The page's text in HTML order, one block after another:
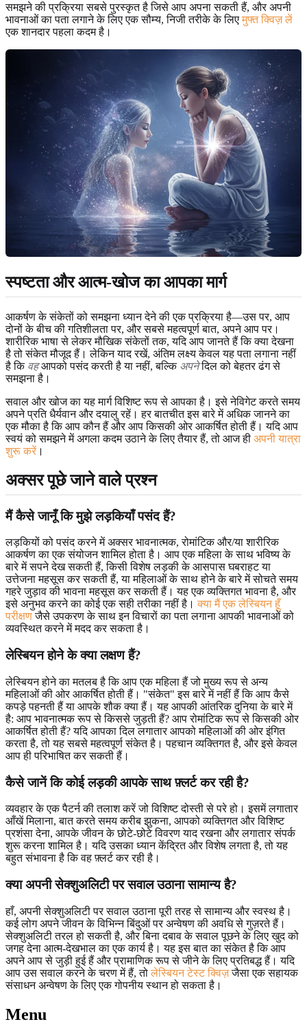
समझने की प्रक्रिया सबसे पुरस्कृत है जिसे आप अपना सकती हैं, और अपनी
भावनाओं का पता लगाने के लिए एक सौम्य, निजी तरीके के लिएमुफ्त क्विज़ लें
एक शानदार पहला कदम है।
स्पष्टता और आत्म-खोज का आपका मार्ग
आकर्षण के संकेतों को समझना ध्यान देने की एक प्रक्रिया है—उस पर, आप
दोनों के बीच की गतिशीलता पर, और सबसे महत्वपूर्ण बात, अपने आप पर।
शारीरिक भाषा से लेकर मौखिक संकेतों तक, यदि आप जानते हैं कि क्या देखना
है तो संकेत मौजूद हैं। लेकिन याद रखें, अंतिम लक्ष्य केवल यह पता लगाना नहीं
है कि वहआपको पसंद करती है या नहीं, बल्कि अपनेदिल को बेहतर ढंग से
समझना है।
सवाल और खोज का यह मार्ग विशिष्ट रूप से आपका है। इसे नेविगेट करते समय
अपने प्रति धैर्यवान और दयालु रहें। हर बातचीत इस बारे में अधिक जानने का
एक मौका है कि आप कौन हैं और आप किसकी ओर आकर्षित होती हैं। यदि आप
स्वयं को समझने में अगला कदम उठाने के लिए तैयार हैं, तो आज ही अपनी यात्रा
शुरू करें ।
अक्सर पूछे जाने वाले प्रश्न
मैं कैसे जानूँ कि मुझे लड़कियाँ पसंद हैं?
लड़कियों को पसंद करने में अक्सर भावनात्मक, रोमांटिक और/या शारीरिक
आकर्षण का एक संयोजन शामिल होता है। आप एक महिला के साथ भविष्य के
बारे में सपने देख सकती हैं, किसी विशेष लड़की के आसपास घबराहट या
उत्तेजना महसूस कर सकती हैं, या महिलाओं के साथ होने के बारे में सोचते समय
गहरे जुड़ाव की भावना महसूस कर सकती हैं। यह एक व्यक्तिगत भावना है, और
इसे अनुभव करने का कोई एक सही तरीका नहीं है।क्या मैं एक लेस्बियन हूँ
परीक्षणजैसे उपकरण के साथ इन विचारों का पता लगाना आपकी भावनाओं को
व्यवस्थित करने में मदद कर सकता है।
लेस्बियन होने के क्या लक्षण हैं?
लेस्बियन होने का मतलब है कि आप एक महिला हैं जो मुख्य रूप से अन्य
महिलाओं की ओर आकर्षित होती हैं। "संकेत" इस बारे में नहीं हैं कि आप कैसे
कपड़े पहनती हैं या आपके शौक क्या हैं। यह आपकी आंतरिक दुनिया के बारे में
है: आप भावनात्मक रूप से किससे जुड़ती हैं? आप रोमांटिक रूप से किसकी ओर
आकर्षित होती हैं? यदि आपका दिल लगातार आपको महिलाओं की ओर इंगित
करता है, तो यह सबसे महत्वपूर्ण संकेत है। पहचान व्यक्तिगत है, और इसे केवल
आप ही परिभाषित कर सकती हैं।
कैसे जानें कि कोई लड़की आपके साथ फ़्लर्ट कर रही है?
व्यवहार के एक पैटर्न की तलाश करें जो विशिष्ट दोस्ती से परे हो। इसमें लगातार
आँखें मिलाना, बात करते समय करीब झुकना, आपको व्यक्तिगत और विशिष्ट
प्रशंसा देना, आपके जीवन के छोटे-छोटे विवरण याद रखना और लगातार संपर्क
शुरू करना शामिल है। यदि उसका ध्यान केंद्रित और विशेष लगता है, तो यह
बहुत संभावना है कि वह फ़्लर्ट कर रही है।
क्या अपनी सेक्शुअलिटी पर सवाल उठाना सामान्य है?
हाँ, अपनी सेक्शुअलिटी पर सवाल उठाना पूरी तरह से सामान्य और स्वस्थ है।
कई लोग अपने जीवन के विभिन्न बिंदुओं पर अन्वेषण की अवधि से गुज़रते हैं।
सेक्शुअलिटी तरल हो सकती है, और बिना दबाव के सवाल पूछने के लिए खुद को
जगह देना आत्म-देखभाल का एक कार्य है। यह इस बात का संकेत है कि आप
अपने आप से जुड़ी हुई हैं और प्रामाणिक रूप से जीने के लिए प्रतिबद्ध हैं। यदि
आप उस सवाल करने के चरण में हैं, तोलेस्बियन टेस्ट क्विज़जैसा एक सहायक
संसाधन अन्वेषण के लिए एक गोपनीय स्थान हो सकता है।
Menu